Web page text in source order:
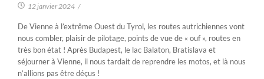
12 janvier 2024 /
De Vienne à l’extrême Ouest du Tyrol, les routes autrichiennes vont
nous combler, plaisir de pilotage, points de vue de « ouf », routes en
très bon état ! Après Budapest, le lac Balaton, Bratislava et
séjourner à Vienne, il nous tardait de reprendre les motos, et là nous
n’allions pas être déçus !